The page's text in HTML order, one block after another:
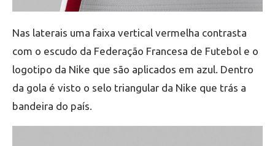
Nas laterais uma faixa vertical vermelha contrasta
com o escudo da Federação Francesa de Futebol e o
logotipo da Nike que são aplicados em azul. Dentro
da gola é visto o selo triangular da Nike que trás a
bandeira do país.